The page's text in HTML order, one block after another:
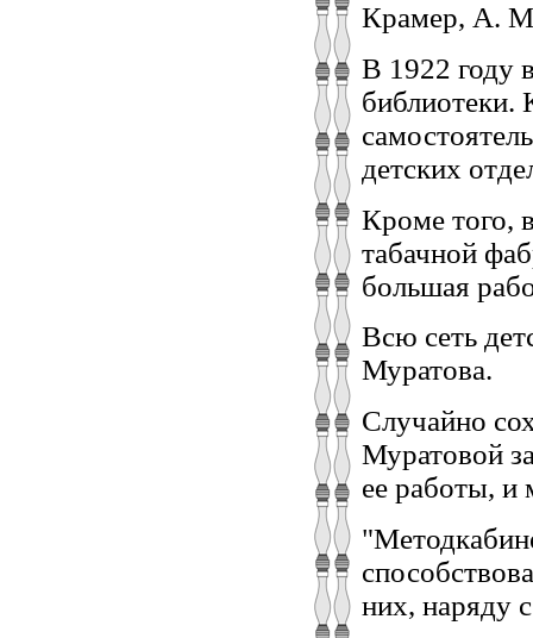
Крамер, А.
В 1922 году
библиотеки.
детских
Кроме того,
табачной
большая
Всю сеть
Муратова.
Случайно
Муратовой
ее работы, и
них, наряду